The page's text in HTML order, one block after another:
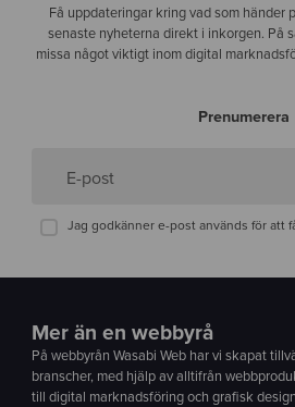
Få uppdateringar kring vad som händer
senaste nyheterna direkt i inkorgen. På
missa något viktigt inom digital
Prenumerera
E-post
Jag godkänner e-post används för att
Mer än en webbyrå
På webbyrån Wasabi Web har vi skapat
branscher, med hjälp av alltifrån
till digital marknadsföring och grafisk